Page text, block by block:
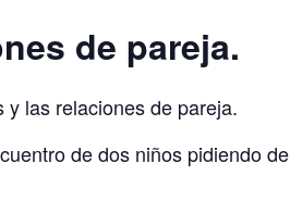
de pareja.
las relaciones de pareja.
de dos niños pidiendo de